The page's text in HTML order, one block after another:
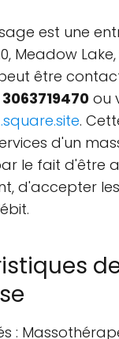
est une
Meadow Lake,
être
3063719470 ou
.
d'un
le fait d'être
d'accepter
: